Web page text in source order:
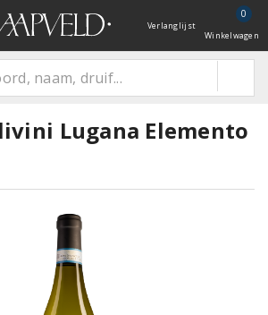
Verlanglijst
0
Winkelwagen
Lugana Elemento